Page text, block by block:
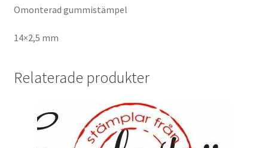
Omonterad gummistämpel
14×2,5 mm
Relaterade produkter